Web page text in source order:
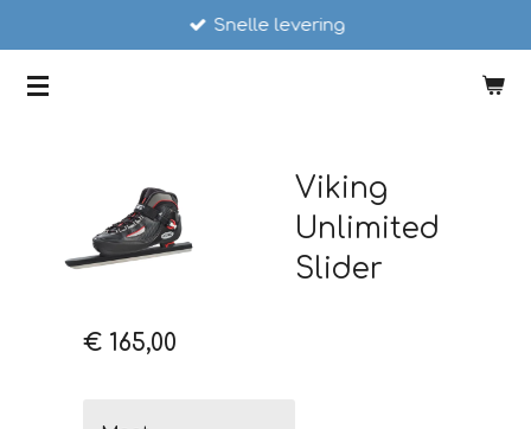
naar
Snelle levering
Viking
Unlimited
Slider
€ 165,00